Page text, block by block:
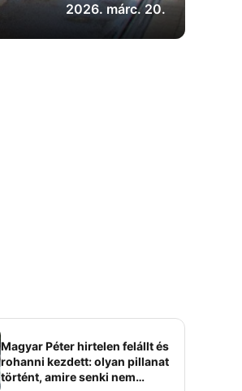
2026. márc. 20.
Magyar Péter hirtelen felállt és
rohanni kezdett: olyan pillanat
történt, amire senki nem